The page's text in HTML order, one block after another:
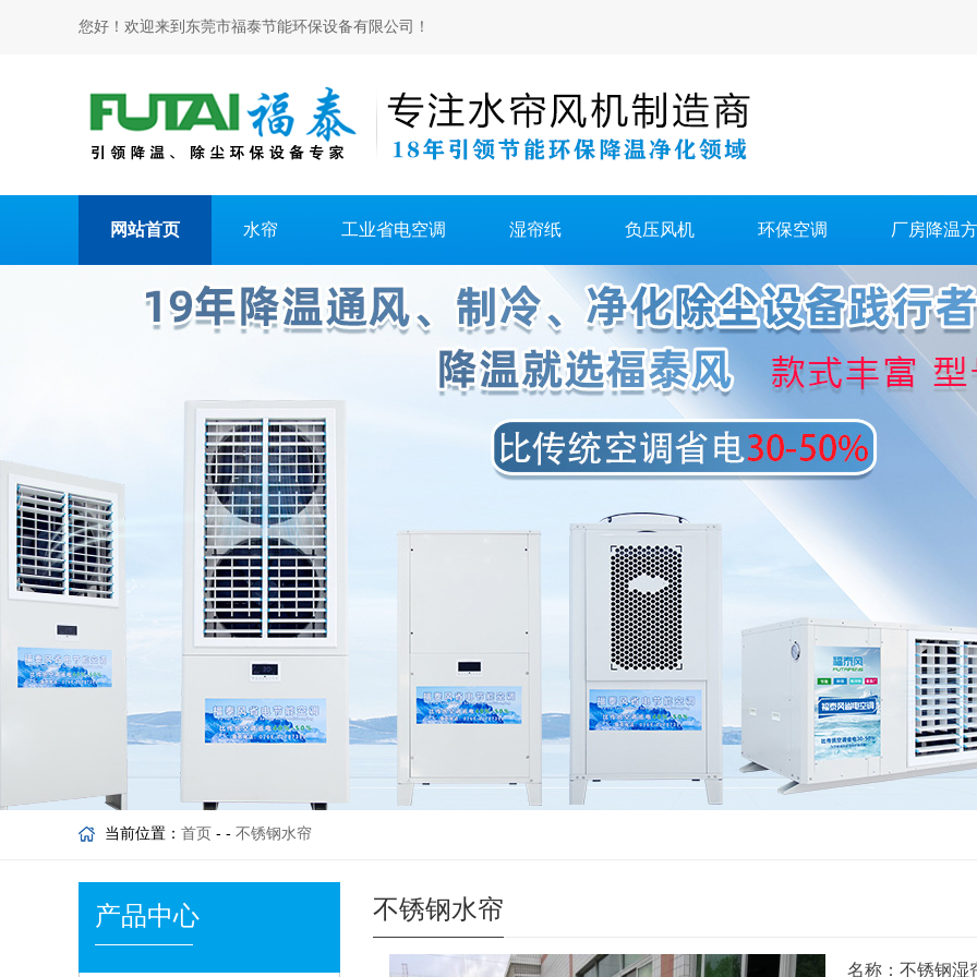
您好！欢迎来到东莞市福泰节能环保设备有限公司！
网站首页 水帘 工业省电空调 湿帘纸 负压风机 环保空调 厂房降温
当前位置： 首页 - - 不锈钢水帘
产品中心 不锈钢水帘
名称：不锈钢湿